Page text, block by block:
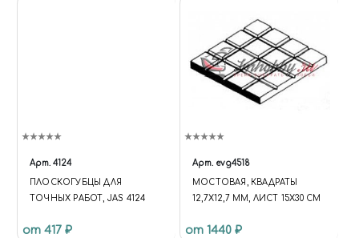
Арт. 4124
ПЛОСКОГУБЦЫ ДЛЯ
ТОЧНЫХ РАБОТ, JAS 4124
от 417 ₽
Арт. evg4518
МОСТОВАЯ, КВАДРАТЫ
12,7Х12,7 ММ, ЛИСТ 15Х30 СМ
от 1440 ₽